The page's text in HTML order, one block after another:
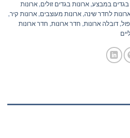
בגדים במבצע,ארונות בגדים זולים,ארונות
לחדר שינה,ארונות מעוצבים,ארונות קיר,
,דובלה ארונות, חדר ארונות, חדר ארונות